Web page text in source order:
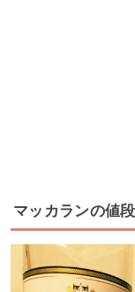
マッカランの値